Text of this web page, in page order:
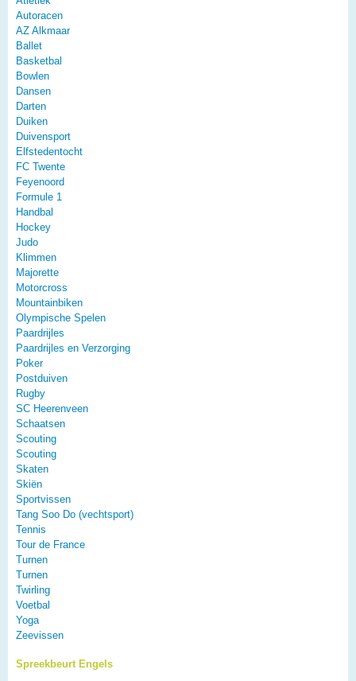
Autoracen
AZ Alkmaar
Ballet
Basketbal
Bowlen
Dansen
Darten
Duiken
Duivensport
Elfstedentocht
FC Twente
Feyenoord
Formule 1
Handbal
Hockey
Judo
Klimmen
Majorette
Motorcross
Mountainbiken
Olympische Spelen
Paardrijles
Paardrijles en Verzorging
Poker
Postduiven
Rugby
SC Heerenveen
Schaatsen
Scouting
Scouting
Skaten
Skiën
Sportvissen
Tang Soo Do (vechtsport)
Tennis
Tour de France
Turnen
Turnen
Twirling
Voetbal
Yoga
Zeevissen
Spreekbeurt Engels